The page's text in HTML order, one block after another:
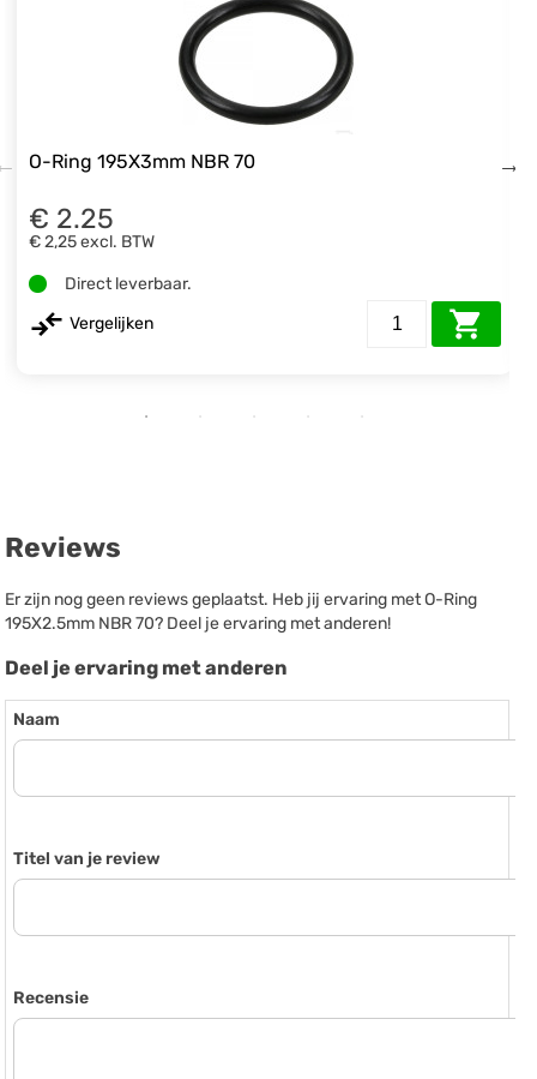
O-Ring 195X3mm NBR 70
€ 2.25
€ 2,25excl. BTW
Direct leverbaar.
Vergelijken
Reviews
Er zijn nog geen reviews geplaatst. Heb jij ervaring met O-Ring
195X2.5mm NBR 70? Deel je ervaring met anderen!
Deel je ervaring met anderen
Naam
Titel van je review
Recensie